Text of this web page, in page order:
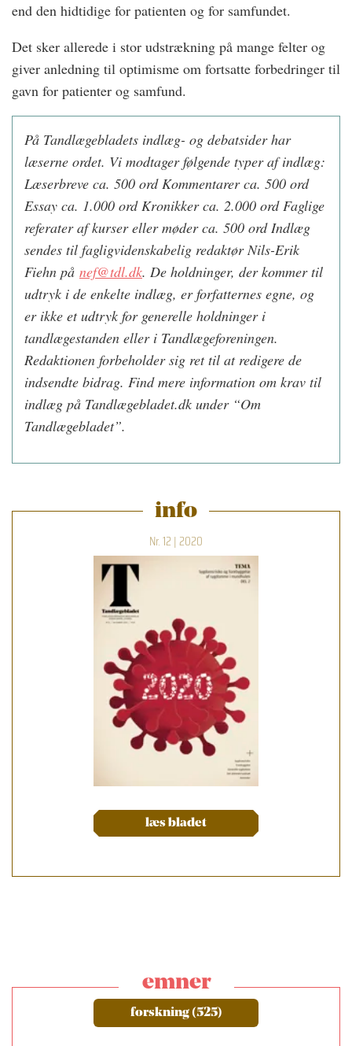
end den hidtidige for patienten og for samfundet.
Det sker allerede i stor udstrækning på mange felter og
giver anledning til optimisme om fortsatte forbedringer til
gavn for patienter og samfund.
På Tandlægebladets indlæg- og debatsider har
læserne ordet. Vi modtager følgende typer af indlæg:
Læserbreve ca. 500 ord Kommentarer ca. 500 ord
Essay ca. 1.000 ord Kronikker ca. 2.000 ord Faglige
referater af kurser eller møder ca. 500 ord Indlæg
sendes til fagligvidenskabelig redaktør Nils-Erik
Fiehn på nef@tdl.dk. De holdninger, der kommer til
udtryk i de enkelte indlæg, er forfatternes egne, og
er ikke et udtryk for generelle holdninger i
tandlægestanden eller i Tandlægeforeningen.
Redaktionen forbeholder sig ret til at redigere de
indsendte bidrag. Find mere information om krav til
indlæg på Tandlægebladet.dk under “Om
Tandlægebladet”.
info
Nr. 12 | 2020
læs bladet
emner
forskning (525)